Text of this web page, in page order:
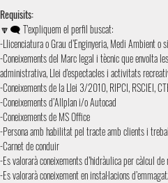
Requisits:
🔽🗨️ T'expliquem el perfil buscat:
-Llicenciatura o Grau d’Enginyeria, Medi Ambient o
-Coneixements del Marc legal i tècnic que
administrativa, Llei d'espectacles i activitats
-Coneixements de la Llei 3/2010, RIPCI, RSCIEI,
-Coneixements d’Allplan i/o Autocad
-Coneixements de MS Office
-Persona amb habilitat pel tracte amb clients i
-Carnet de conduir
-Es valorarà coneixements d’hidràulica per càlcul
-Es valorarà coneixement en instal·lacions